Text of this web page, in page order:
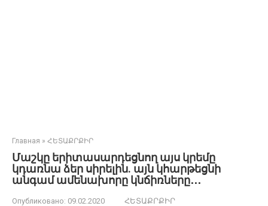
Главная » ՀԵՏԱՔՐՔԻՐ
Մաշկը երիտասարդեցնող այս կրեմը
կդառնա ձեր սիրելին. այն կհարթեցնի
անգամ ամենախորը կնճիռները․․․
Опубликовано: 09.02.2020 ՀԵՏԱՔՐՔԻՐ